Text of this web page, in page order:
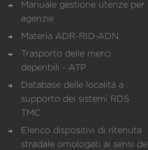
Manuale gestione utenze per
agenzie
Materia ADR-RID-ADN
Trasporto delle merci
deperibili - ATP
Database delle località a
supporto dei sistemi RDS
TMC
Elenco dispositivi di ritenuta
stradale omologati ai sensi del